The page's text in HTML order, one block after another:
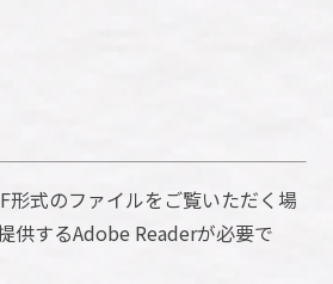
形式のファイルをご覧いただく場
供するAdobe Readerが必要で